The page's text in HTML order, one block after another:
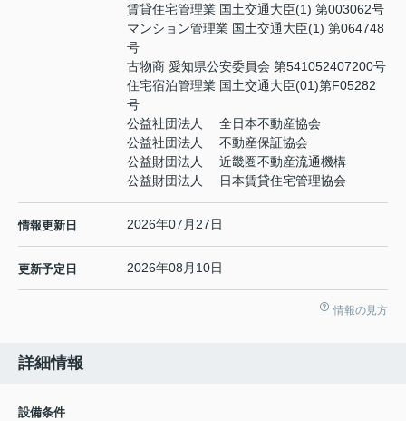
賃貸住宅管理業 国土交通大臣(1) 第003062号
マンション管理業 国土交通大臣(1) 第064748
号
古物商 愛知県公安委員会 第541052407200号
住宅宿泊管理業 国土交通大臣(01)第F05282
号
公益社団法人 全日本不動産協会
公益社団法人 不動産保証協会
公益財団法人 近畿圏不動産流通機構
公益財団法人 日本賃貸住宅管理協会
情報更新日 2026年07月27日
更新予定日 2026年08月10日
情報の見方
詳細情報
設備条件